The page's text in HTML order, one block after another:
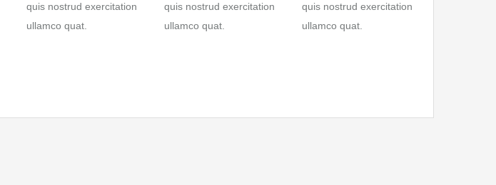
quis nostrud exercitation
ullamco quat.
quis nostrud exercitation
ullamco quat.
quis nostrud exercitation
ullamco quat.